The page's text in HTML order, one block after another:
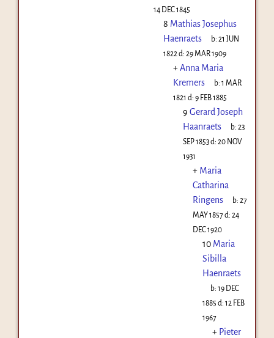
14 DEC 1845
8 Mathias Josephus
Haenraets
b:21 JUN
1822 d: 29 MAR 1909
+Anna Maria
Kremers
b:1 MAR
1821 d: 9 FEB 1885
9 Gerard Joseph
Haanraets
b:23
SEP 1853d: 20 NOV
1931
+ Maria
Catharina
Ringens
b:27
MAY 1857d: 24
DEC 1920
10 Maria
Sibilla
Haenraets
b:19 DEC
1885 d: 12 FEB
1967
+ Pieter